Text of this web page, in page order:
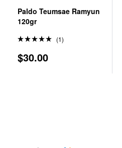
Paldo Teumsae Ramyun
120gr
en5.00
de 5
(1)
$30.00